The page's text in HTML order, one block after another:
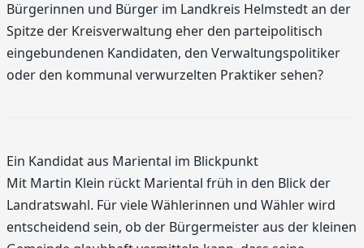
Bürgerinnen und Bürger im Landkreis Helmstedt an der
Spitze der Kreisverwaltung eher den parteipolitisch
eingebundenen Kandidaten, den Verwaltungspolitiker
oder den kommunal verwurzelten Praktiker sehen?
Ein Kandidat aus Mariental im Blickpunkt
Mit Martin Klein rückt Mariental früh in den Blick der
Landratswahl. Für viele Wählerinnen und Wähler wird
entscheidend sein, ob der Bürgermeister aus der kleinen